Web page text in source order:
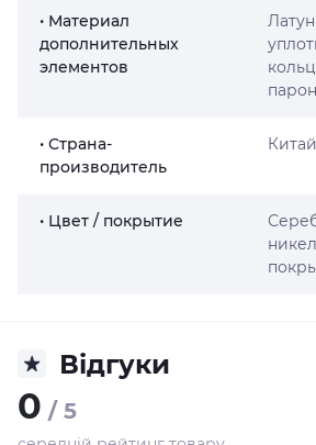
• Материал
дополнительных
элементов
• Страна-
производитель
Китай
• Цвет / покрытие
Відгуки
0 / 5